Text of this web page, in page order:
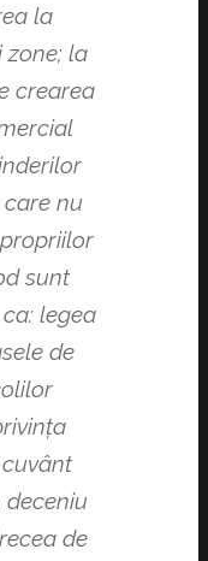
la
zone; la
crearea
nu
sunt
legea
de
deceniu
de